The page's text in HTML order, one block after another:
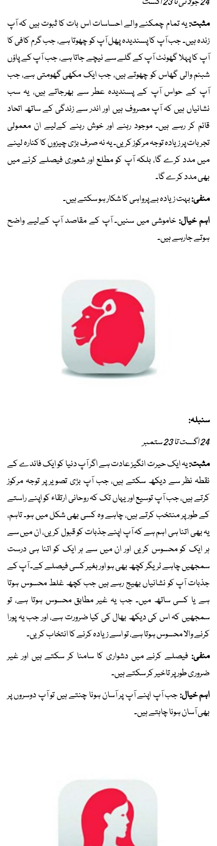
مثبت:یہ تمام چمکنے والے احساسات اس بات کا ثبوت ہیں کہ آپ
زندہ ہیں۔ جب آپ کا پسندیدہ پھل آپ کو چھوتا ہے، جب گرم کافی کا
آپ کا پہلا گھونٹ آپ کے گلے سے نیچے جاتا ہے، جب آپ کے پاؤں
شبنم والی گھاس کو چھوتے ہیں، جب ایک مکھی گھومتی ہے، جب
آپ کے حواس آپ کے پسندیدہ عطر سے بھرجاتے ہیں، یہ سب
نشانیاں ہیں کہ آپ مصروف ہیں اور اندر سے زندگی کے ساتھ اتحاد
قائم کر رہے ہیں۔ موجود رہنے اور خوش رہنے کےلیے ان معمولی
تجربات پر زیادہ توجہ مرکوز کریں۔ یہ نہ صرف بڑی چیزوں کا کنارہ لینے
میں مدد کرے گا، بلکہ آپ کو مطلع اور شعوری فیصلے کرنے میں
بھی مدد کرے گا۔
منفی:بہت زیادہ بے پرواہی کا شکار ہو سکتے ہیں۔
اہم خیال:خاموشی میں سنیں۔ آپ کے مقاصد آپ کےلیے واضح
ہوتے جارہے ہیں۔
سنبلہ:
24 اگست تا 23 ستمبر
مثبت:یہ ایک حیرت انگیز عادت ہے اگر آپ دنیا کو ایک فائدے کے
نقطہ نظر سے دیکھ سکتے ہیں، جب آپ بڑی تصویر پر توجہ مرکوز
کرتے ہیں، جب آپ توسیع اور یہاں تک کہ روحانی ارتقاء کو اپنے راستے
کے طور پر منتخب کرتے ہیں، چاہے وہ کسی بھی شکل میں ہو۔ تاہم،
یہ بھی اتنا ہی اہم ہے کہ آپ اپنے جذبات کو قبول کریں، ان میں سے
ہر ایک کو محسوس کریں اور ان میں سے ہر ایک کو اتنا ہی درست
سمجھیں چاہے ٹریگر کچھ بھی ہو اور بغیر کسی فیصلے کے۔ آپ کے
جذبات آپ کو نشانیاں بھیج رہے ہیں جب کچھ غلط محسوس ہوتا
ہے یا کسی ساتھ میں۔ جب یہ غیر مطابق محسوس ہوتا ہے، تو
سمجھیں کہ اس کی دیکھ بھال کی کیا ضرورت ہے، اور جب یہ پورا
کرنے والا محسوس ہوتا ہے، تو اسے زیادہ کرنے کا انتخاب کریں۔
منفی: فیصلے کرنے میں دشواری کا سامنا کر سکتے ہیں اور غیر
ضروری طور پر تاخیر کر سکتے ہیں۔
اہم خیال:جب آپ اپنے آپ پر آسان ہونا چنتے ہیں تو آپ دوسروں پر
بھی آسان ہونا چاہتے ہیں۔